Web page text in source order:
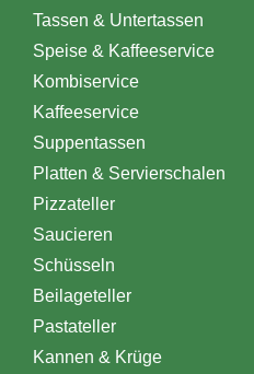
Tassen & Untertassen
Speise & Kaffeeservice
Kombiservice
Kaffeeservice
Suppentassen
Platten & Servierschalen
Pizzateller
Saucieren
Schüsseln
Beilageteller
Pastateller
Kannen & Krüge